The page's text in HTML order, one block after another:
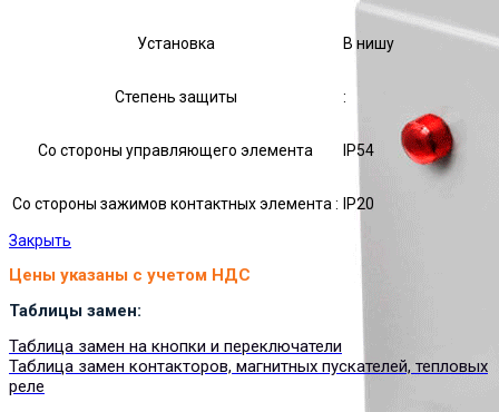
Установка В нишу
Степень защиты :
Со стороны управляющего элемента IP54
Со стороны зажимов контактных элемента : IP20
Закрыть
Цены указаны с учетом НДС
Таблицы замен:
Таблица замен на кнопки и переключатели
Таблица замен контакторов, магнитных пускателей, тепловых
реле